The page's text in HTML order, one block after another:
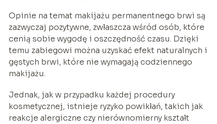
Opinie na temat makijażu permanentnego brwi są
zazwyczaj pozytywne, zwłaszcza wśród osób, które
cenią sobie wygodę i oszczędność czasu. Dzięki
temu zabiegowi można uzyskać efekt naturalnych i
gęstych brwi, które nie wymagają codziennego
makijażu.
Jednak, jak w przypadku każdej procedury
kosmetycznej, istnieje ryzyko powikłań, takich jak
reakcje alergiczne czy nierównomierny kształt